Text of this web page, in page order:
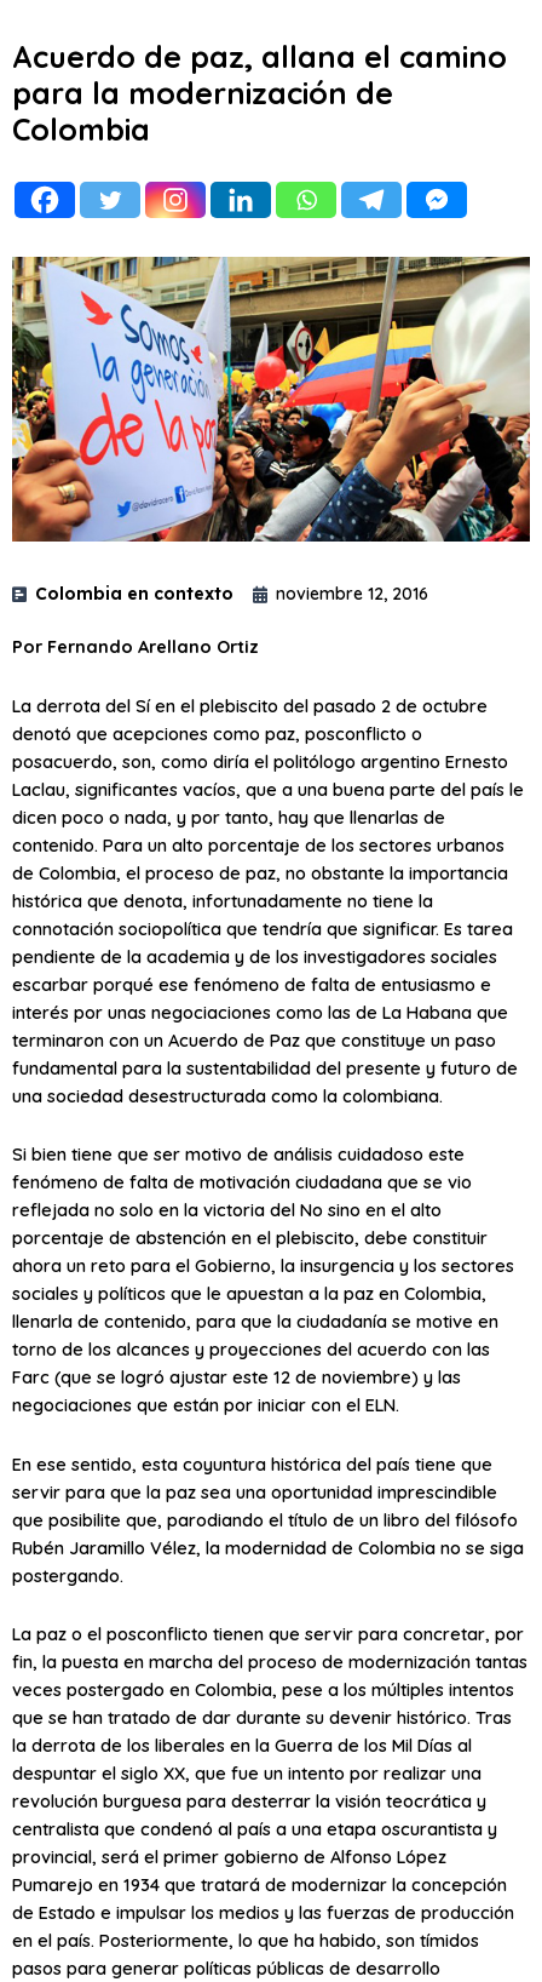
Acuerdo de paz, allana el camino
para la modernización de
Colombia
Colombia en contexto noviembre 12, 2016
Por Fernando Arellano Ortiz
La derrota del Sí en el plebiscito del pasado 2 de octubre
denotó que acepciones como paz, posconflicto o
posacuerdo, son, como diría el politólogo argentino Ernesto
Laclau, significantes vacíos, que a una buena parte del país le
dicen poco o nada, y por tanto, hay que llenarlas de
contenido. Para un alto porcentaje de los sectores urbanos
de Colombia, el proceso de paz, no obstante la importancia
histórica que denota, infortunadamente no tiene la
connotación sociopolítica que tendría que significar. Es tarea
pendiente de la academia y de los investigadores sociales
escarbar porqué ese fenómeno de falta de entusiasmo e
interés por unas negociaciones como las de La Habana que
terminaron con un Acuerdo de Paz que constituye un paso
fundamental para la sustentabilidad del presente y futuro de
una sociedad desestructurada como la colombiana.
Si bien tiene que ser motivo de análisis cuidadoso este
fenómeno de falta de motivación ciudadana que se vio
reflejada no solo en la victoria del No sino en el alto
porcentaje de abstención en el plebiscito, debe constituir
ahora un reto para el Gobierno, la insurgencia y los sectores
sociales y políticos que le apuestan a la paz en Colombia,
llenarla de contenido, para que la ciudadanía se motive en
torno de los alcances y proyecciones del acuerdo con las
Farc (que se logró ajustar este 12 de noviembre) y las
negociaciones que están por iniciar con el ELN.
En ese sentido, esta coyuntura histórica del país tiene que
servir para que la paz sea una oportunidad imprescindible
que posibilite que, parodiando el título de un libro del filósofo
Rubén Jaramillo Vélez, la modernidad de Colombia no se siga
postergando.
La paz o el posconflicto tienen que servir para concretar, por
fin, la puesta en marcha del proceso de modernización tantas
veces postergado en Colombia, pese a los múltiples intentos
que se han tratado de dar durante su devenir histórico. Tras
la derrota de los liberales en la Guerra de los Mil Días al
despuntar el siglo XX, que fue un intento por realizar una
revolución burguesa para desterrar la visión teocrática y
centralista que condenó al país a una etapa oscurantista y
provincial, será el primer gobierno de Alfonso López
Pumarejo en 1934 que tratará de modernizar la concepción
de Estado e impulsar los medios y las fuerzas de producción
en el país. Posteriormente, lo que ha habido, son tímidos
pasos para generar políticas públicas de desarrollo